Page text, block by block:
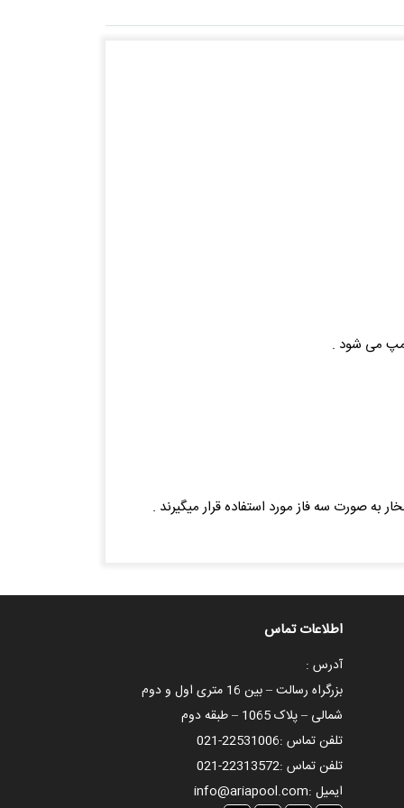
پمپ می شود .
اطلاعات تماس
آدرس :
بزرگراه رسالت – بین 16 متری اول و دوم
شمالی – پلاک 1065 – طبقه دوم
تلفن تماس :021-22531006
تلفن تماس :021-22313572
ایمیل :info@ariapool.com